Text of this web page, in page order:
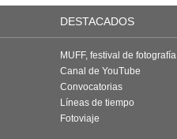
DESTACADOS
MUFF, festival de fotografía
Canal de YouTube
Convocatorias
Líneas de tiempo
Fotoviaje